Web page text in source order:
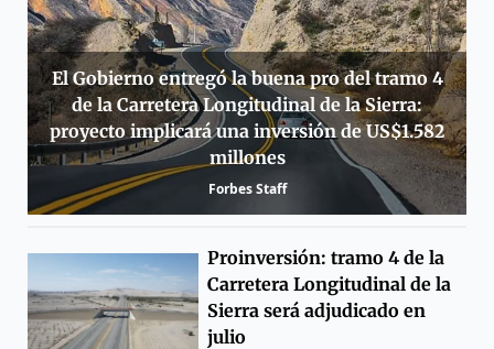
El Gobierno entregó la buena pro del tramo 4
de la Carretera Longitudinal de la Sierra:
proyecto implicará una inversión de US$1.582
millones
Forbes Staff
Proinversión: tramo 4 de la
Carretera Longitudinal de la
Sierra será adjudicado en
julio